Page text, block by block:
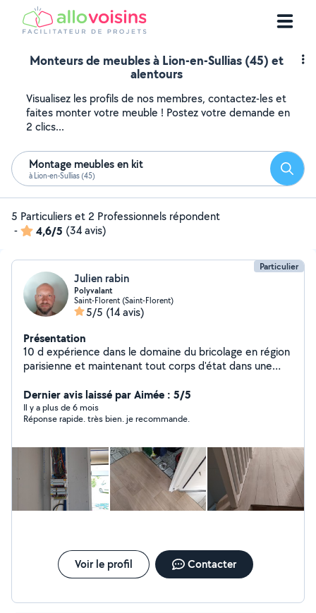
Monteurs de meubles à Lion-en-Sullias (45) et
alentours
Visualisez les profils de nos membres, contactez-les et
faites monter votre meuble ! Postez votre demande en
2 clics...
Montage meubles en kit
à Lion-en-Sullias (45)
5 Particuliers et 2 Professionnels répondent
-
4,6/5 (34 avis)
Particulier
Julien rabin
Polyvalant
Saint-Florent (Saint-Florent)
5/5 (14 avis)
Présentation
10 d expérience dans le domaine du bricolage en région
parisienne et maintenant tout corps d'état dans une
et très professionnel peut aider ou faire vos bricole
intérieur et extérieure
Dernier avis laissé par Aimée : 5/5
Il y a plus de 6 mois
Réponse rapide. très bien. je recommande.
Voir le profil Contacter